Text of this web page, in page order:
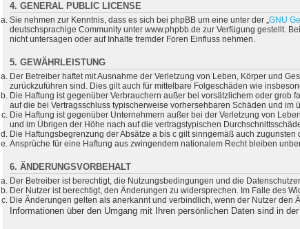
4. GENERAL PUBLIC LICENSE
Sie nehmen zur Kenntnis, dass es sich bei phpBB um eine unter der „GNU
deutschsprachige Community unter www.phpbb.de zur Verfügung gestellt.
nicht untersagen oder auf Inhalte fremder Foren Einfluss nehmen.
5. GEWÄHRLEISTUNG
Der Betreiber haftet mit Ausnahme der Verletzung von Leben, Körper und
zurückzuführen sind. Dies gilt auch für mittelbare Folgeschäden wie
Die Haftung ist gegenüber Verbrauchern außer bei vorsätzlichem oder
auf die bei Vertragsschluss typischerweise vorhersehbaren Schäden und
Die Haftung ist gegenüber Unternehmern außer bei der Verletzung von
und im Übrigen der Höhe nach auf die vertragstypischen
Die Haftungsbegrenzung der Absätze a bis c gilt sinngemäß auch
Ansprüche für eine Haftung aus zwingendem nationalem Recht bleiben
6. ÄNDERUNGSVORBEHALT
Der Betreiber ist berechtigt, die Nutzungsbedingungen und die
Der Nutzer ist berechtigt, den Änderungen zu widersprechen. Im Falle des
Die Änderungen gelten als anerkannt und verbindlich, wenn der Nutzer den
Informationen über den Umgang mit Ihren persönlichen Daten sind in